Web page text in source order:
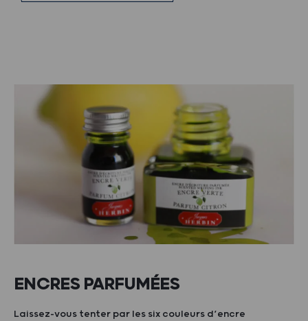
ENCRES PARFUMÉES
Laissez-vous tenter par les six couleurs d’encre